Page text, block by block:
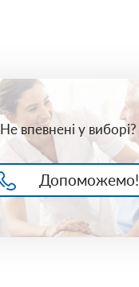
Не впевнені у виборі?
Допоможемо!